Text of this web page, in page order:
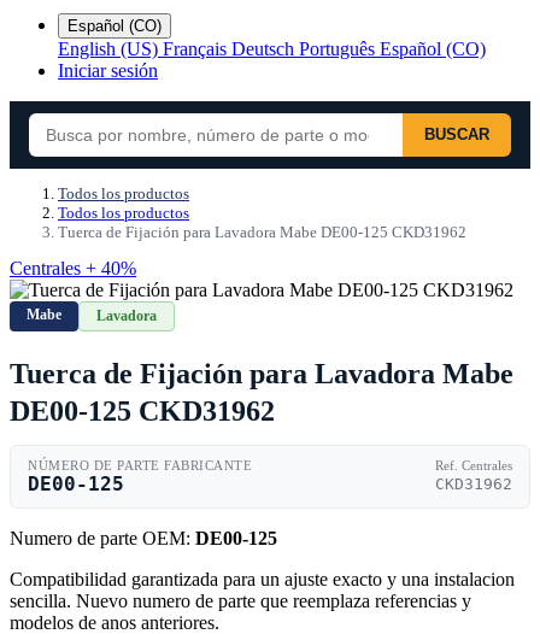
Español (CO)
English (US) Français Deutsch Português Español (CO)
Iniciar sesión
BUSCAR
Todos los productos
Todos los productos
Tuerca de Fijación para Lavadora Mabe DE00-125 CKD31962
Centrales + 40%
Mabe Lavadora
Tuerca de Fijación para Lavadora Mabe
DE00-125 CKD31962
NÚMERO DE PARTE FABRICANTE
DE00-125
Ref. Centrales
CKD31962
Numero de parte OEM: DE00-125
Compatibilidad garantizada para un ajuste exacto y una instalacion
sencilla. Nuevo numero de parte que reemplaza referencias y
modelos de anos anteriores.